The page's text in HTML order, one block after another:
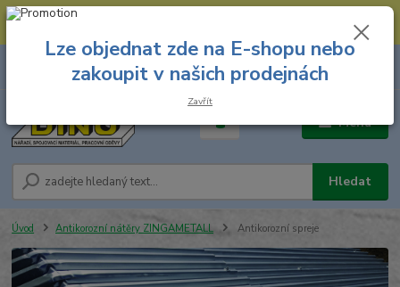
--- Spojovací materiál: 774 431 045 --- Prodejna nářadí: 731 449 423 --
Menu
Hledat
8.00 hod. - 16.00 hod.
za
Úvod Antikorozní nátěry ZINGAMETALL Antikorozní spreje
Lze objednat zde na E-shopu nebo
zakoupit v našich prodejnách
Zavřít